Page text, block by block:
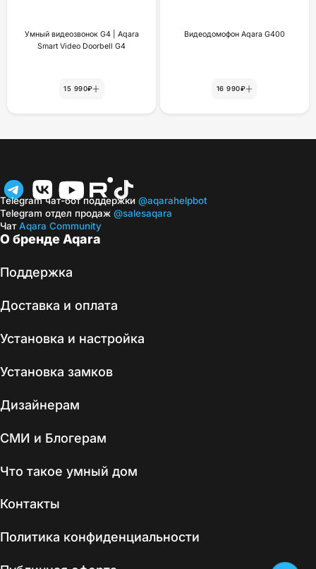
Умный видеозвонок G4 | Aqara
Smart Video Doorbell G4
15 990₽
Видеодомофон Aqara G400
16 990₽
О бренде Aqara
Поддержка
Доставка и оплата
Установка и настройка
Установка замков
Дизайнерам
СМИ и Блогерам
Что такое умный дом
Контакты
Политика конфиденциальности
Telegram чат-бот поддержки @aqarahelpbot
Telegram отдел продаж @salesaqara
ЧатAqara Community